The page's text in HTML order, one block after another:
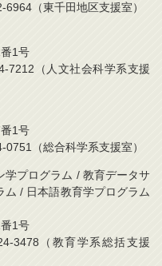
（東千田地区支援室）
1号
（人文社会科学系支援
1号
（総合科学系支援室）
学プログラム / 教育データサ
ム / 日本語教育学プログラム
1号
3478（教育学系総括支援